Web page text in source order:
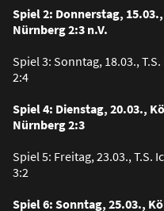
Spiel 2: Donnerstag,
Nürnberg 2:3 n.V.
Spiel 3: Sonntag, 18.03.,
2:4
Spiel 4: Dienstag, 20.03.,
Nürnberg 2:3
Spiel 5: Freitag, 23.03., T.S.
3:2
Spiel 6: Sonntag, 25.03.,